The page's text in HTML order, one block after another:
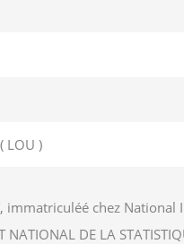
LOU )
immatriculéé chez
DE LA